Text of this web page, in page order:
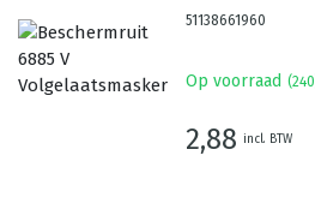
51138661960
Op voorraad (240
2,88 incl. BTW